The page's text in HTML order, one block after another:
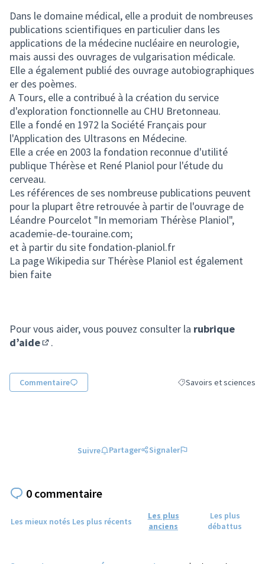
Dans le domaine médical, elle a produit de nombreuses
publications scientifiques en particulier dans les
applications de la médecine nucléaire en neurologie,
mais aussi des ouvrages de vulgarisation médicale.
Elle a également publié des ouvrage autobiographiques
er des poèmes.
A Tours, elle a contribué à la création du service
d'exploration fonctionnelle au CHU Bretonneau.
Elle a fondé en 1972 la Société Français pour
l'Application des Ultrasons en Médecine.
Elle a crée en 2003 la fondation reconnue d'utilité
publique Thérèse et René Planiol pour l'étude du
cerveau.
Les références de ses nombreuse publications peuvent
pour la plupart être retrouvée à partir de l'ouvrage de
Léandre Pourcelot "In memoriam Thérèse Planiol",
academie-de-touraine.com;
et à partir du site fondation-planiol.fr
La page Wikipedia sur Thérèse Planiol est également
bien faite
Pour vous aider, vous pouvez consulter la rubrique
d’aide
.
Commentaire Filtrer les résultats de
Savoirs et sciences
Suivre Partager Signaler
0 commentaire
Les mieux notés Les plus récents
Les plus
anciens
Les plus
débattus